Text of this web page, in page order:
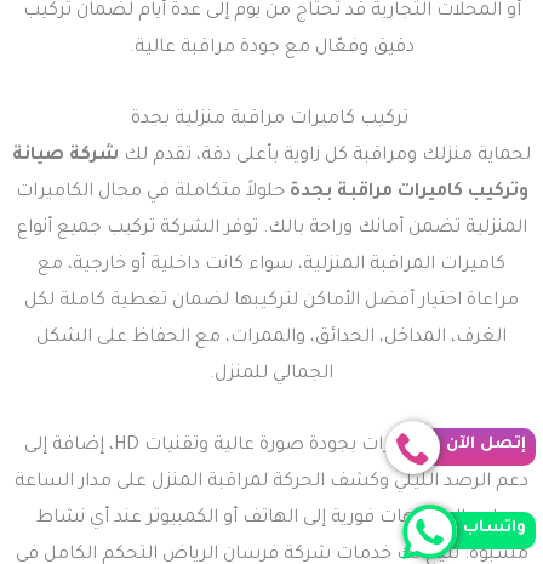
أو المحلات التجارية قد تحتاج من يوم إلى عدة أيام لضمان تركيب
دقيق وفعّال مع جودة مراقبة عالية.
تركيب كاميرات مراقبة منزلية بجدة
لحماية منزلك ومراقبة كل زاوية بأعلى دقة، تقدم لك شركة صيانة
وتركيب كاميرات مراقبة بجدة حلولاً متكاملة في مجال الكاميرات
المنزلية تضمن أمانك وراحة بالك. توفر الشركة تركيب جميع أنواع
كاميرات المراقبة المنزلية، سواء كانت داخلية أو خارجية، مع
مراعاة اختيار أفضل الأماكن لتركيبها لضمان تغطية كاملة لكل
الغرف، المداخل، الحدائق، والممرات، مع الحفاظ على الشكل
الجمالي للمنزل.
تتميز هذه الكاميرات بجودة صورة عالية وتقنيات HD، إضافة إلى
دعم الرصد الليلي وكشف الحركة لمراقبة المنزل على مدار الساعة
وإرسال تنبيهات فورية إلى الهاتف أو الكمبيوتر عند أي نشاط
مشبوه. تتيح لك خدمات شركة فرسان الرياض التحكم الكامل في
إتصل الآن
واتساب